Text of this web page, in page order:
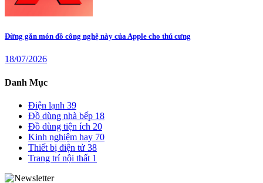
Đừng gắn món đồ công nghệ này của Apple cho thú cưng
18/07/2026
Danh Mục
Điện lạnh 39
Đồ dùng nhà bếp 18
Đồ dùng tiện ích 20
Kinh nghiệm hay 70
Thiết bị điện tử 38
Trang trí nội thất 1